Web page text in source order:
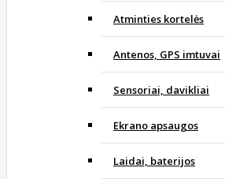
Atminties kortelės
Antenos, GPS imtuvai
Sensoriai, davikliai
Ekrano apsaugos
Laidai, baterijos